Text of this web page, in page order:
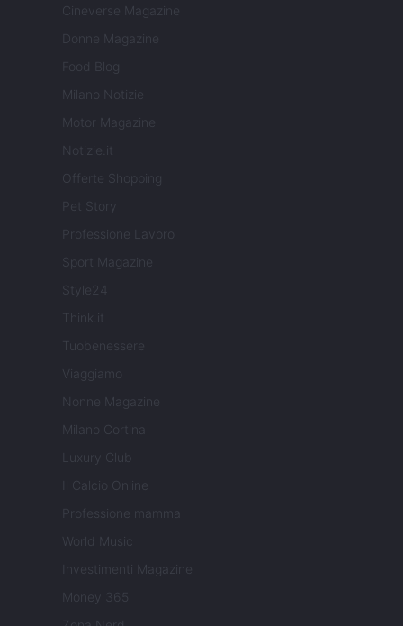
Cineverse Magazine
Donne Magazine
Food Blog
Milano Notizie
Motor Magazine
Notizie.it
Offerte Shopping
Pet Story
Professione Lavoro
Sport Magazine
Style24
Think.it
Tuobenessere
Viaggiamo
Nonne Magazine
Milano Cortina
Luxury Club
Il Calcio Online
Professione mamma
World Music
Investimenti Magazine
Money 365